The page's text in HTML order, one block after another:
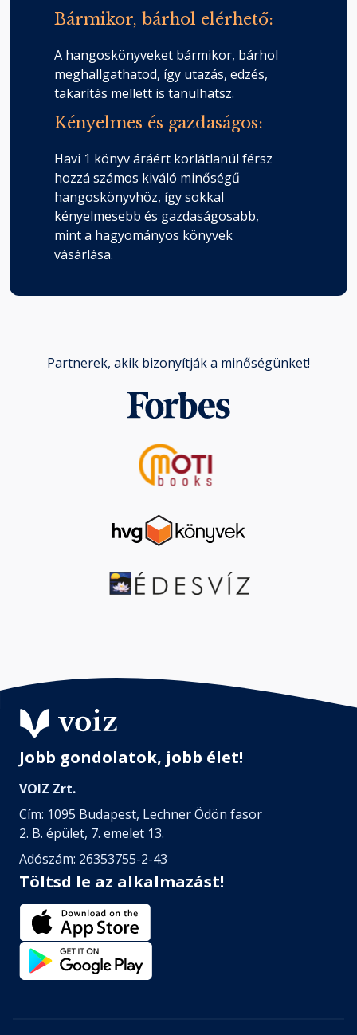
Bármikor, bárhol elérhető:
A hangoskönyveket bármikor, bárhol
meghallgathatod, így utazás, edzés,
takarítás mellett is tanulhatsz.
Kényelmes és gazdaságos:
Havi 1 könyv áráért korlátlanúl férsz
hozzá számos kiváló minőségű
hangoskönyvhöz, így sokkal
kényelmesebb és gazdaságosabb,
mint a hagyományos könyvek
vásárlása.
Partnerek, akik bizonyítják a minőségünket!
Jobb gondolatok, jobb élet!
VOIZ Zrt.
Cím: 1095 Budapest, Lechner Ödön fasor
2. B. épület, 7. emelet 13.
Adószám: 26353755-2-43
Töltsd le az alkalmazást!